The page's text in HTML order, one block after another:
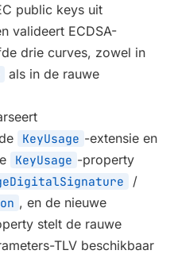
public keys uit
valideert ECDSA-
drie curves, zowel in
als in de rauwe
KeyUsage -extensie en
KeyUsage -property
/
, en de nieuwe
stelt de rauwe
TLV beschikbaar